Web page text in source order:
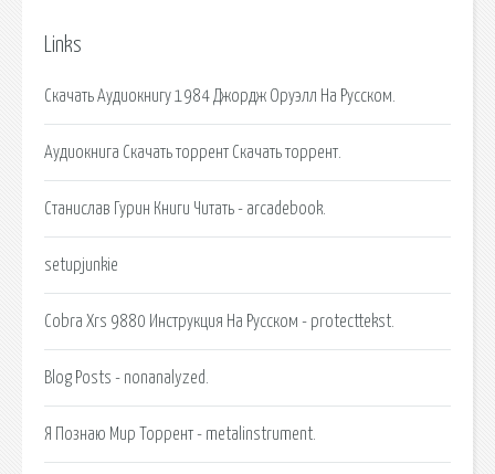
Links
Скачать Аудиокнигу 1984 Джордж Оруэлл На Русском.
Аудиокнига Скачать торрент Скачать торрент.
Станислав Гурин Книги Читать - arcadebook.
setupjunkie
Cobra Xrs 9880 Инструкция На Русском - protecttekst.
Blog Posts - nonanalyzed.
Я Познаю Мир Торрент - metalinstrument.